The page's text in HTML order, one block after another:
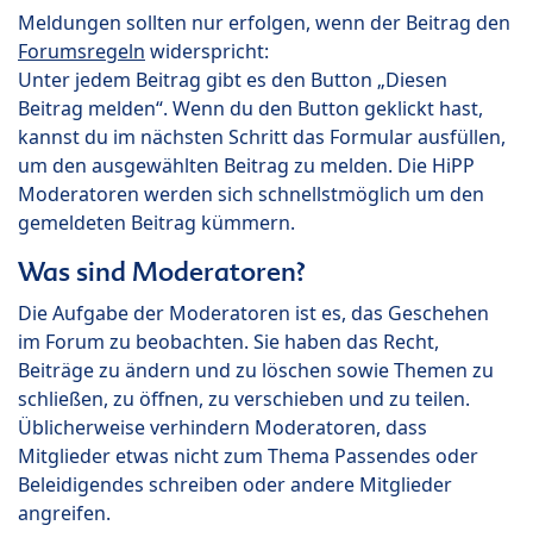
Meldungen sollten nur erfolgen, wenn der Beitrag den
Forumsregeln widerspricht:
Unter jedem Beitrag gibt es den Button „Diesen
Beitrag melden“. Wenn du den Button geklickt hast,
kannst du im nächsten Schritt das Formular ausfüllen,
um den ausgewählten Beitrag zu melden. Die HiPP
Moderatoren werden sich schnellstmöglich um den
gemeldeten Beitrag kümmern.
Was sind Moderatoren?
Die Aufgabe der Moderatoren ist es, das Geschehen
im Forum zu beobachten. Sie haben das Recht,
Beiträge zu ändern und zu löschen sowie Themen zu
schließen, zu öffnen, zu verschieben und zu teilen.
Üblicherweise verhindern Moderatoren, dass
Mitglieder etwas nicht zum Thema Passendes oder
Beleidigendes schreiben oder andere Mitglieder
angreifen.